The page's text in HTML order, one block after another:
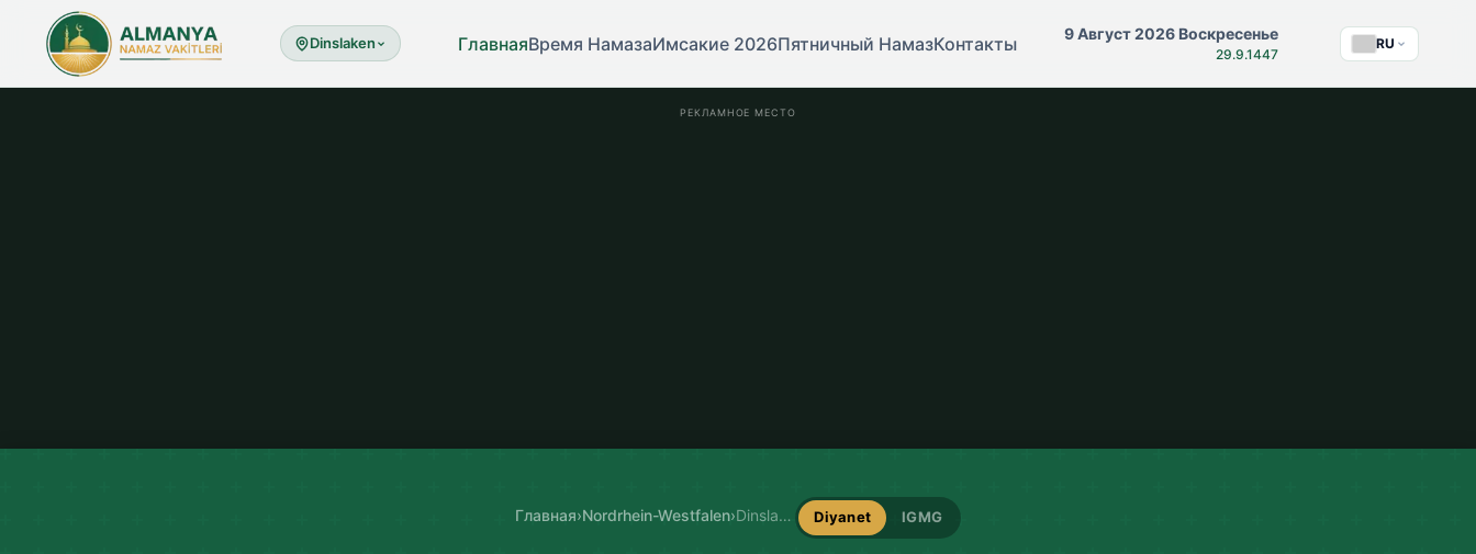
Dinslaken ГлавнаяВремя НамазаИмсакие 2026Пятничный НамазКонтакты 9 Август 2026 Воскресенье
29.9.1447
RU
РЕКЛАМНОЕ МЕСТО
Главная›Nordrhein-Westfalen› Dinslaken Имсакие Diyanet IGMG